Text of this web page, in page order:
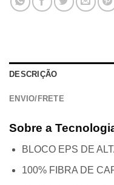
DESCRIÇÃO
ENVIO/FRETE
Sobre a
BLOCO EPS DE
100% FIBRA DE